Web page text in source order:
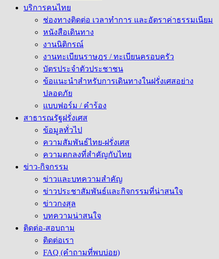
บริการคนไทย
ช่องทางติดต่อ เวลาทำการ และอัตราค่าธรรมเนียม
หนังสือเดินทาง
งานนิติกรณ์
งานทะเบียนราษฎร / ทะเบียนครอบครัว
บัตรประจำตัวประชาชน
ข้อแนะนำสำหรับการเดินทางในฝรั่งเศสอย่าง
ปลอดภัย
แบบฟอร์ม / คำร้อง
สาธารณรัฐฝรั่งเศส
ข้อมูลทั่วไป
ความสัมพันธ์ไทย-ฝรั่งเศส
ความตกลงที่สำคัญกับไทย
ข่าว-กิจกรรม
ข่าวและบทความสำคัญ
ข่าวประชาสัมพันธ์และกิจกรรมที่น่าสนใจ
ข่าวกงสุล
บทความน่าสนใจ
ติดต่อ-สอบถาม
ติดต่อเรา
FAQ (คำถามที่พบบ่อย)